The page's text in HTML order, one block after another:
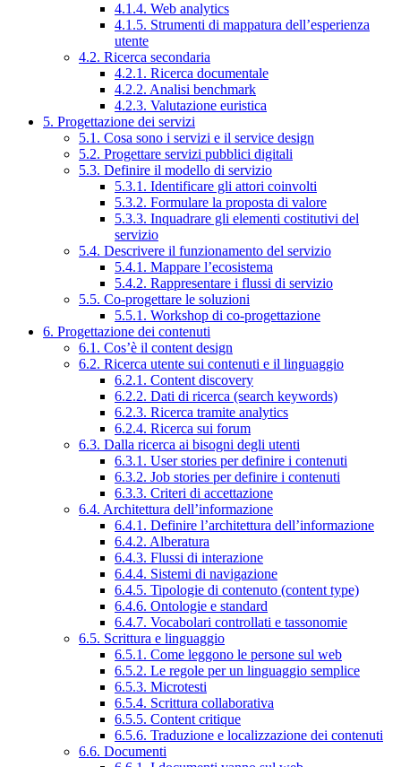
4.1.4. Web analytics
4.1.5. Strumenti di mappatura dell’esperienza
utente
4.2. Ricerca secondaria
4.2.1. Ricerca documentale
4.2.2. Analisi benchmark
4.2.3. Valutazione euristica
5. Progettazione dei servizi
5.1. Cosa sono i servizi e il service design
5.2. Progettare servizi pubblici digitali
5.3. Definire il modello di servizio
5.3.1. Identificare gli attori coinvolti
5.3.2. Formulare la proposta di valore
5.3.3. Inquadrare gli elementi costitutivi del
servizio
5.4. Descrivere il funzionamento del servizio
5.4.1. Mappare l’ecosistema
5.4.2. Rappresentare i flussi di servizio
5.5. Co-progettare le soluzioni
5.5.1. Workshop di co-progettazione
6. Progettazione dei contenuti
6.1. Cos’è il content design
6.2. Ricerca utente sui contenuti e il linguaggio
6.2.1. Content discovery
6.2.2. Dati di ricerca (search keywords)
6.2.3. Ricerca tramite analytics
6.2.4. Ricerca sui forum
6.3. Dalla ricerca ai bisogni degli utenti
6.3.1. User stories per definire i contenuti
6.3.2. Job stories per definire i contenuti
6.3.3. Criteri di accettazione
6.4. Architettura dell’informazione
6.4.1. Definire l’architettura dell’informazione
6.4.2. Alberatura
6.4.3. Flussi di interazione
6.4.4. Sistemi di navigazione
6.4.5. Tipologie di contenuto (content type)
6.4.6. Ontologie e standard
6.4.7. Vocabolari controllati e tassonomie
6.5. Scrittura e linguaggio
6.5.1. Come leggono le persone sul web
6.5.2. Le regole per un linguaggio semplice
6.5.3. Microtesti
6.5.4. Scrittura collaborativa
6.5.5. Content critique
6.5.6. Traduzione e localizzazione dei contenuti
6.6. Documenti